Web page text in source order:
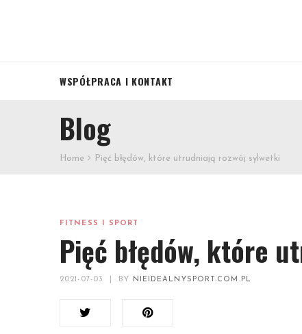
WSPÓŁPRACA I KONTAKT
Blog
Home Pięć błędów, które utrudniają rozwój sylwetki
FITNESS I SPORT
Pięć błędów, które
2021-07-03 BY NIEIDEALNYSPORT.COM.PL